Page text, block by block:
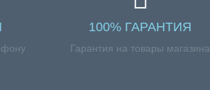
100% ГАРАНТИЯ
Гарантия на товары магазина